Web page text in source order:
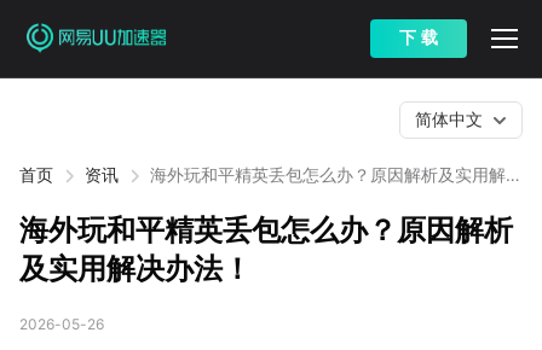
下 载
首页 资讯
海外玩和平精英丢包怎么办？原因解析及实用解决
简体中文
海外玩和平精英丢包怎么办？原因解析
及实用解决办法！
2026-05-26